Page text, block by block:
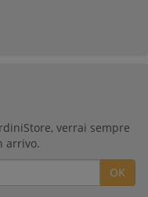
verrai sempre
arrivo.
OK